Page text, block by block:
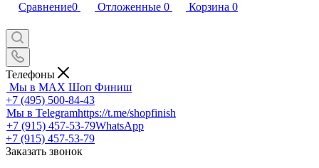
Сравнение0 Отложенные 0 Корзина 0
Телефоны
Мы в MAX Шоп Финиш
+7 (495) 500-84-43
Мы в Telegramhttps://t.me/shopfinish
+7 (915) 457-53-79WhatsApp
+7 (915) 457-53-79
Заказать звонок